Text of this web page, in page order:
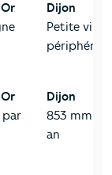
Dijon
Petite ville
périphérie
par
Dijon
853 mm
an